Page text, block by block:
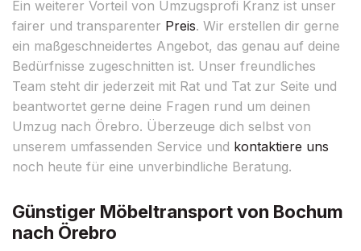
Ein weiterer Vorteil von Umzugsprofi Kranz ist unser
fairer und transparenter Preis. Wir erstellen dir gerne
ein maßgeschneidertes Angebot, das genau auf deine
Bedürfnisse zugeschnitten ist. Unser freundliches
Team steht dir jederzeit mit Rat und Tat zur Seite und
beantwortet gerne deine Fragen rund um deinen
Umzug nach Örebro. Überzeuge dich selbst von
unserem umfassenden Service und kontaktiere uns
noch heute für eine unverbindliche Beratung.
Günstiger Möbeltransport von Bochum
nach Örebro